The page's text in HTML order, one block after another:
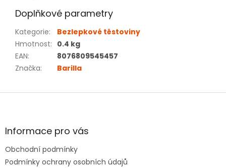
Doplňkové parametry
Kategorie:
Bezlepkové těstoviny
Hmotnost: 0.4 kg
EAN:
8076809545457
Značka: Barilla
Z
aInformace pro vás
Obchodní podmínky
Podmínky ochrany osobních údajů